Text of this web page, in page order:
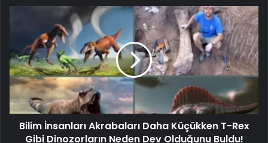
Bilim İnsanları Akrabaları Daha Küçükken T-Rex
Gibi Dinozorların Neden Dev Olduğunu Buldu!